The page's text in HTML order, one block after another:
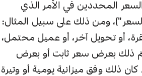
المحددين في الأمر الذي
ومن ذلك على سبيل المثال:
أو تحويل آخر، أو عميل محتمل،
تمّ ذلك بعرض سعر ثابت أو بعرض
ذلك وفق ميزانية يومية أو وتيرة